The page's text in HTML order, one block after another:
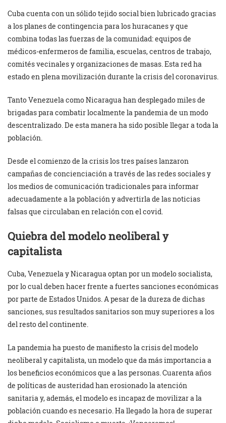
Cuba cuenta con un sólido tejido social bien lubricado gracias
a los planes de contingencia para los huracanes y que
combina todas las fuerzas de la comunidad: equipos de
médicos-enfermeros de familia, escuelas, centros de trabajo,
comités vecinales y organizaciones de masas. Esta red ha
estado en plena movilización durante la crisis del coronavirus.
Tanto Venezuela como Nicaragua han desplegado miles de
brigadas para combatir localmente la pandemia de un modo
descentralizado. De esta manera ha sido posible llegar a toda la
población.
Desde el comienzo de la crisis los tres países lanzaron
campañas de concienciación a través de las redes sociales y
los medios de comunicación tradicionales para informar
adecuadamente a la población y advertirla de las noticias
falsas que circulaban en relación con el covid.
Quiebra del modelo neoliberal y
capitalista
Cuba, Venezuela y Nicaragua optan por un modelo socialista,
por lo cual deben hacer frente a fuertes sanciones económicas
por parte de Estados Unidos. A pesar de la dureza de dichas
sanciones, sus resultados sanitarios son muy superiores a los
del resto del continente.
La pandemia ha puesto de manifiesto la crisis del modelo
neoliberal y capitalista, un modelo que da más importancia a
los beneficios económicos que a las personas. Cuarenta años
de políticas de austeridad han erosionado la atención
sanitaria y, además, el modelo es incapaz de movilizar a la
población cuando es necesario. Ha llegado la hora de superar